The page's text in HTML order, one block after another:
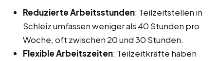
Reduzierte Arbeitsstunden: Teilzeitstellen in
Schleiz umfassen weniger als 40 Stunden pro
Woche, oft zwischen 20 und 30 Stunden.
Flexible Arbeitszeiten: Teilzeitkräfte haben